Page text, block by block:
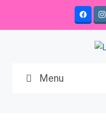
content
Menu